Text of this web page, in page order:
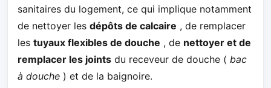
sanitaires du logement, ce qui implique notamment
de nettoyer les dépôts de calcaire , de remplacer
les tuyaux flexibles de douche , de nettoyer et de
remplacer les joints du receveur de douche ( bac
à douche ) et de la baignoire.